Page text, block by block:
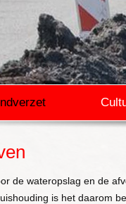
de wateropslag en de
is het daarom